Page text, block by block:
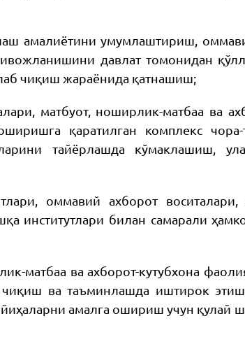
амалиётини умумлаштириш,
давлат томонидан
чиқиш жараёнида қатнашиш;
матбуот, ноширлик-матбаа ва
қаратилган комплекс
тайёрлашда кўмаклашиш,
оммавий ахборот
институтлари билан самарали
матбаа ва ахборот-кутубхона
чиқиш ва таъминлашда иштирок
амалга ошириш учун